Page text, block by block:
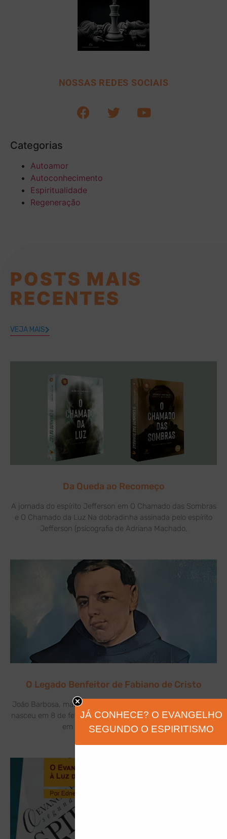
NOSSAS REDES SOCIAIS
Categorias
Autoamor
Autoconhecimento
Espiritualidade
Regeneração
POSTS MAIS
RECENTES
VEJA MAIS
Da Queda ao Recomeço
A jornada do espírito Jefferson em O Chamado das Sombras
e O Chamado da Luz Na dobradinha assinada pelo espírito
Jefferson (psicografia de Adriana Machado,
O Legado Benfeitor de Fabiano de Cristo
João Barbosa, mais conhecido como Frei Fabiano de Cristo,
nasceu em 8 de fevereiro de 1676, na freguesia de Soengas,
em Portugal. Filho de Gervásio
JÁ CONHECE? O EVANGELHO
SEGUNDO O ESPIRITISMO